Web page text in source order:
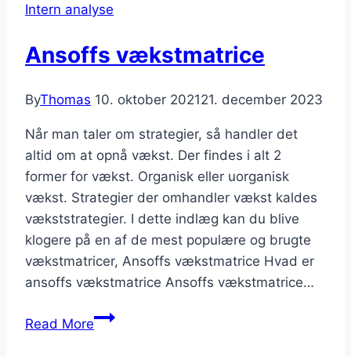
Intern analyse
Ansoffs vækstmatrice
ByThomas 10. oktober 202121. december 2023
Når man taler om strategier, så handler det
altid om at opnå vækst. Der findes i alt 2
former for vækst. Organisk eller uorganisk
vækst. Strategier der omhandler vækst kaldes
vækststrategier. I dette indlæg kan du blive
klogere på en af de mest populære og brugte
vækstmatricer, Ansoffs vækstmatrice Hvad er
ansoffs vækstmatrice Ansoffs vækstmatrice…
Read MoreAnsoffs